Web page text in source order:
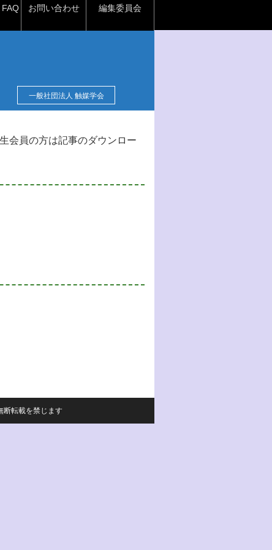
お問い合わせ 編集委員会
一般社団法人 触媒学会
会員の方は記事のダウンロー
断転載を禁じます